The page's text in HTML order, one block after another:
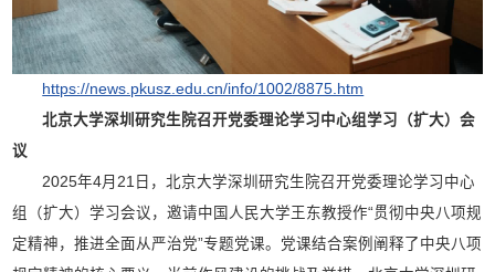
https://news.pkusz.edu.cn/info/1002/8875.htm
北京大学深圳研究生院召开党委理论学习中心组学习（扩大）会
议
2025年4月21日，北京大学深圳研究生院召开党委理论学习中心
组（扩大）学习会议，邀请中国人民大学王东教授作“贯彻中央八项规
定精神，推进全面从严治党”专题党课。党课结合案例阐释了中央八项